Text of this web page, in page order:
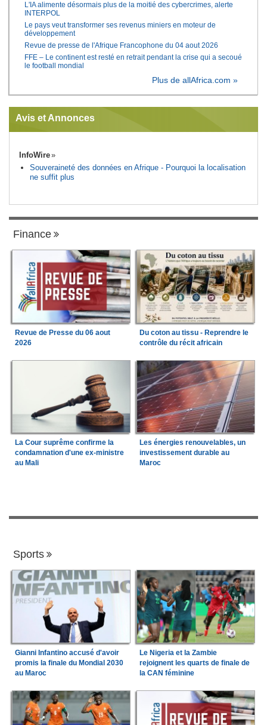
L'IA alimente désormais plus de la moitié des cybercrimes, alerte
INTERPOL
Le pays veut transformer ses revenus miniers en moteur de
développement
Revue de presse de l'Afrique Francophone du 04 aout 2026
FFE – Le continent est resté en retrait pendant la crise qui a secoué
le football mondial
Plus de allAfrica.com »
Avis et Annonces
InfoWire
Souveraineté des données en Afrique - Pourquoi la localisation
ne suffit plus
Finance
Revue de Presse du 06 aout
2026
Du coton au tissu - Reprendre le
contrôle du récit africain
La Cour suprême confirme la
condamnation d'une ex-ministre
au Mali
Les énergies renouvelables, un
investissement durable au
Maroc
Sports
Gianni Infantino accusé d'avoir
promis la finale du Mondial 2030
au Maroc
Le Nigeria et la Zambie
rejoignent les quarts de finale de
la CAN féminine